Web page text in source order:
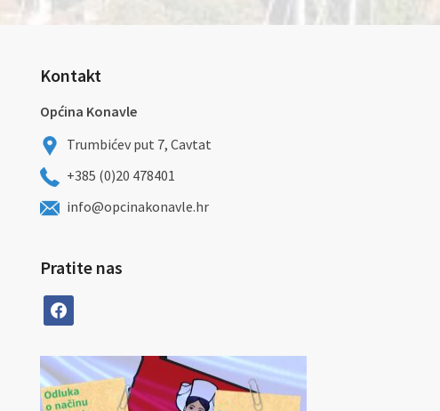
Kontakt
Općina Konavle
Trumbićev put 7, Cavtat
+385 (0)20 478401
info@opcinakonavle.hr
Pratite nas
facebook